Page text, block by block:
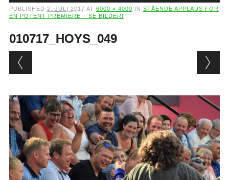
PUBLISHED 2. JULI 2017 AT 6000 × 4000 IN STÅENDE APPLAUS FOR
EN POTENT PREMIERE – SE BILDER!
010717_HOYS_049